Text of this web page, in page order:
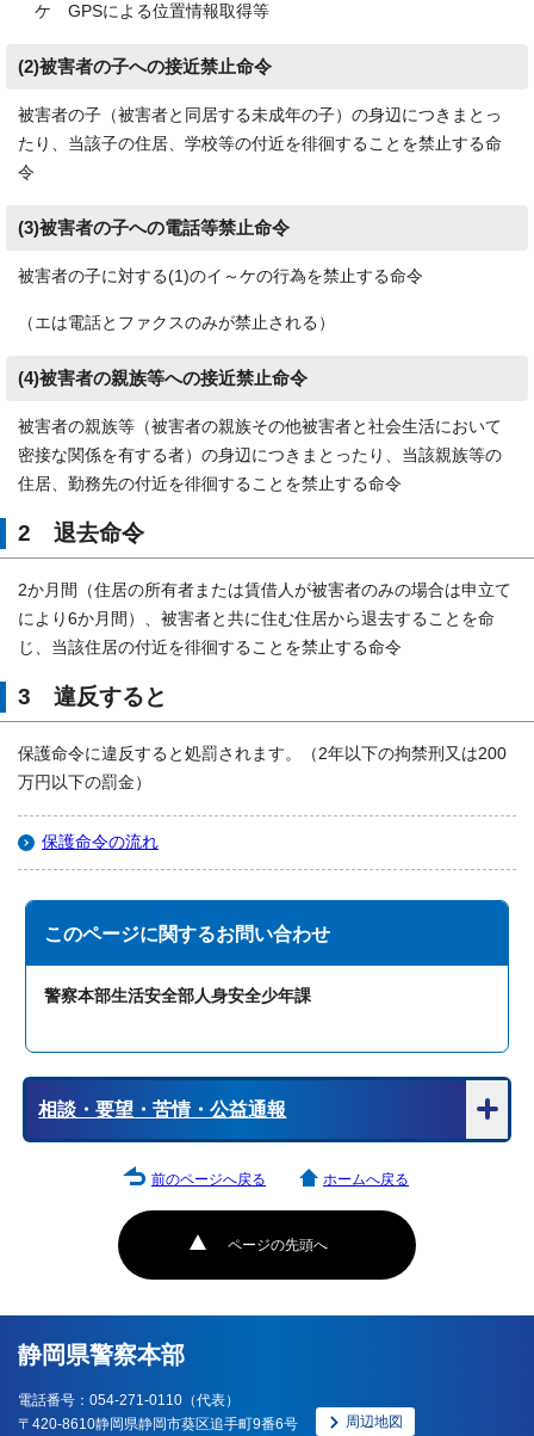
ケ GPSによる位置情報取得等
(2)被害者の子への接近禁止命令
被害者の子（被害者と同居する未成年の子）の身辺につきまとっ
たり、当該子の住居、学校等の付近を徘徊することを禁止する命
令
(3)被害者の子への電話等禁止命令
被害者の子に対する(1)のイ～ケの行為を禁止する命令
（エは電話とファクスのみが禁止される）
(4)被害者の親族等への接近禁止命令
被害者の親族等（被害者の親族その他被害者と社会生活において
密接な関係を有する者）の身辺につきまとったり、当該親族等の
住居、勤務先の付近を徘徊することを禁止する命令
2 退去命令
2か月間（住居の所有者または賃借人が被害者のみの場合は申立て
により6か月間）、被害者と共に住む住居から退去することを命
じ、当該住居の付近を徘徊することを禁止する命令
3 違反すると
保護命令に違反すると処罰されます。（2年以下の拘禁刑又は200
万円以下の罰金）
保護命令の流れ
このページに関するお問い合わせ
警察本部生活安全部人身安全少年課
相談・要望・苦情・公益通報
ページの先頭へ
前のページへ戻る ホームへ戻る
静岡県警察本部
電話番号：054-271-0110（代表）
〒420-8610静岡県静岡市葵区追手町9番6号
周辺地図